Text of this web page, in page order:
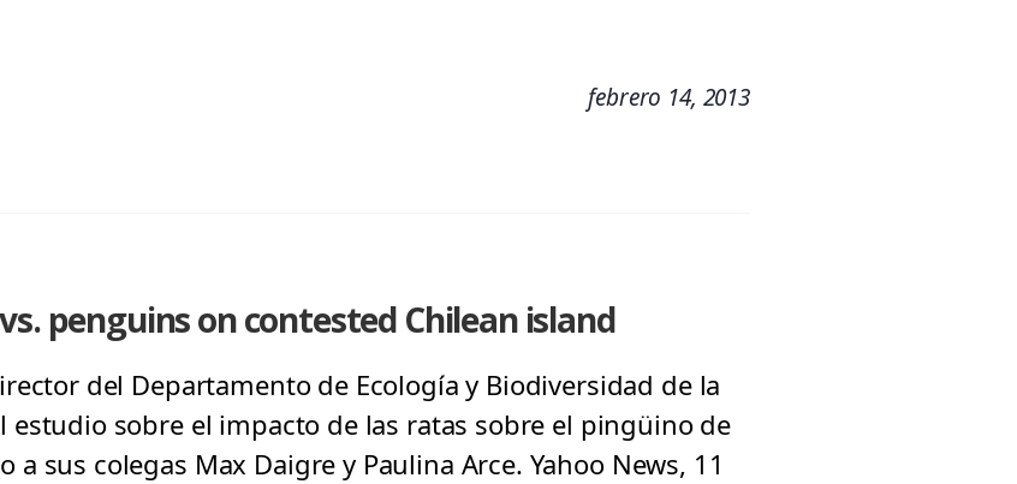
febrero 14, 2013
penguins on contested Chilean island
del Departamento de Ecología y Biodiversidad de la
estudio sobre el impacto de las ratas sobre el pingüino de
sus colegas Max Daigre y Paulina Arce. Yahoo News, 11